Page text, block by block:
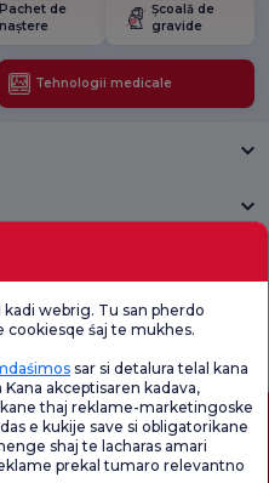
Pachet de
naștere
Școală de
gravide
Tehnologii medicale
de
Sondaj de
webrig. Tu san pherdo
cookiesqe śaj te mukhes.
sar si detalura telal kana
akceptisaren kadava,
thaj reklame-marketingoske
e kukije save si obligatorikane
shaj te lacharas amari
prekal tumaro relevantno